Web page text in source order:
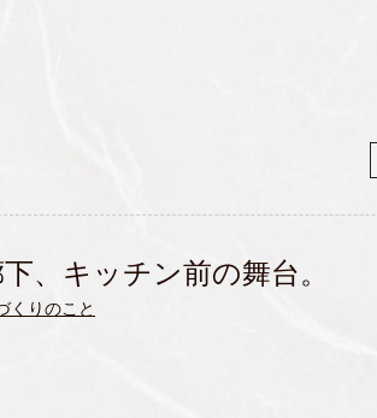
、キッチン前の舞台。
くりのこと